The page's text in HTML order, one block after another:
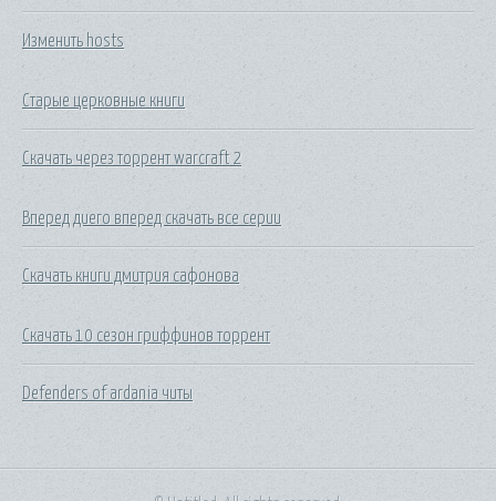
Изменить hosts
Старые церковные книги
Скачать через торрент warcraft 2
Вперед диего вперед скачать все серии
Скачать книги дмитрия сафонова
Скачать 10 сезон гриффинов торрент
Defenders of ardania читы